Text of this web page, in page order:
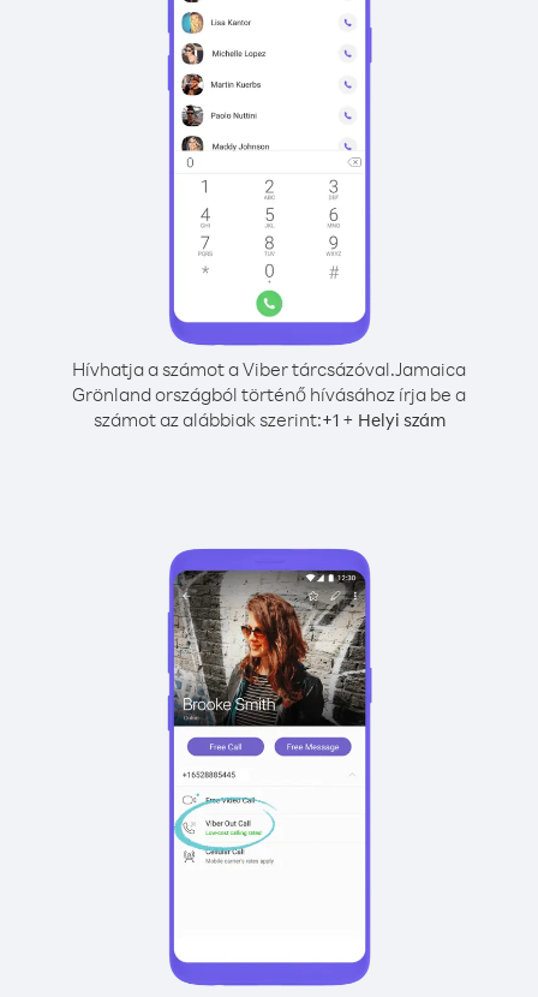
Hívhatja a számot a Viber tárcsázóval.Jamaica
Grönland országból történő hívásához írja be a
számot az alábbiak szerint:+1+ Helyi szám